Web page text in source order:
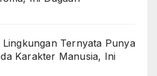
Ternyata Punya
Karakter Manusia, Ini